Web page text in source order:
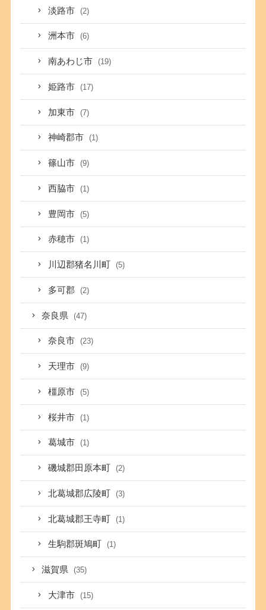
淡路市 (2)
洲本市 (6)
南あわじ市 (19)
姫路市 (17)
加東市 (7)
神崎郡市 (1)
篠山市 (9)
西脇市 (1)
豊岡市 (5)
赤穂市 (1)
川辺郡猪名川町 (5)
多可郡 (2)
奈良県 (47)
奈良市 (23)
天理市 (9)
橿原市 (5)
桜井市 (1)
葛城市 (1)
磯城郡田原本町 (2)
北葛城郡広陵町 (3)
北葛城郡王寺町 (1)
生駒郡斑鳩町 (1)
滋賀県 (35)
大津市 (15)